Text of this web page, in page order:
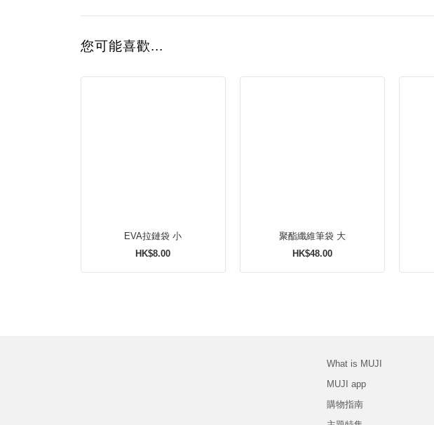
您可能喜歡...
EVA拉鏈袋 小
HK$8.00
聚酯纖維筆袋 大
HK$48.00
What is MUJI
MUJI app
購物指南